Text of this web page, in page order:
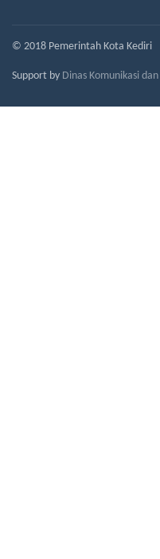
© 2018 Pemerintah Kota Kediri
Support by Dinas Komunikasi